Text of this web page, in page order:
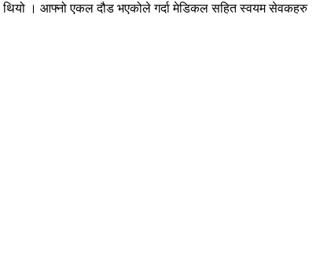
थियो । आफ्नो एकल दौड भएकोले गर्दा मेडिकल सहित स्वयम सेवकहरु